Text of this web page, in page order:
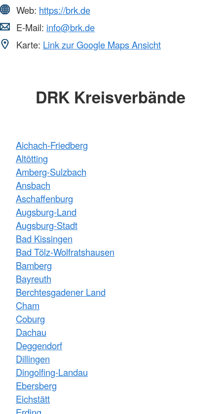
Web: https://brk.de
E-Mail: info@brk.de
Karte: Link zur Google Maps Ansicht
DRK Kreisverbände
Aichach-Friedberg
Altötting
Amberg-Sulzbach
Ansbach
Aschaffenburg
Augsburg-Land
Augsburg-Stadt
Bad Kissingen
Bad Tölz-Wolfratshausen
Bamberg
Bayreuth
Berchtesgadener Land
Cham
Coburg
Dachau
Deggendorf
Dillingen
Dingolfing-Landau
Ebersberg
Eichstätt